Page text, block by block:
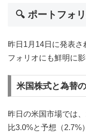
🔍 ポートフォ
昨日1月14日に発表さ
フォリオにも鮮明に
米国株式と為替
昨日の米国市場では
比3.0%と予想（2.7%